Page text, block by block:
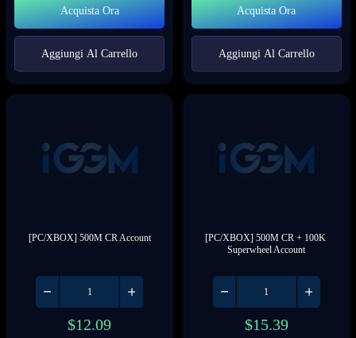
Acquista Ora
Aggiungi Al Carrello
Acquista Ora
Aggiungi Al Carrello
[PC/XBOX] 500M CR Account
$12.09
[PC/XBOX] 500M CR + 100K
Superwheel Account
$15.39